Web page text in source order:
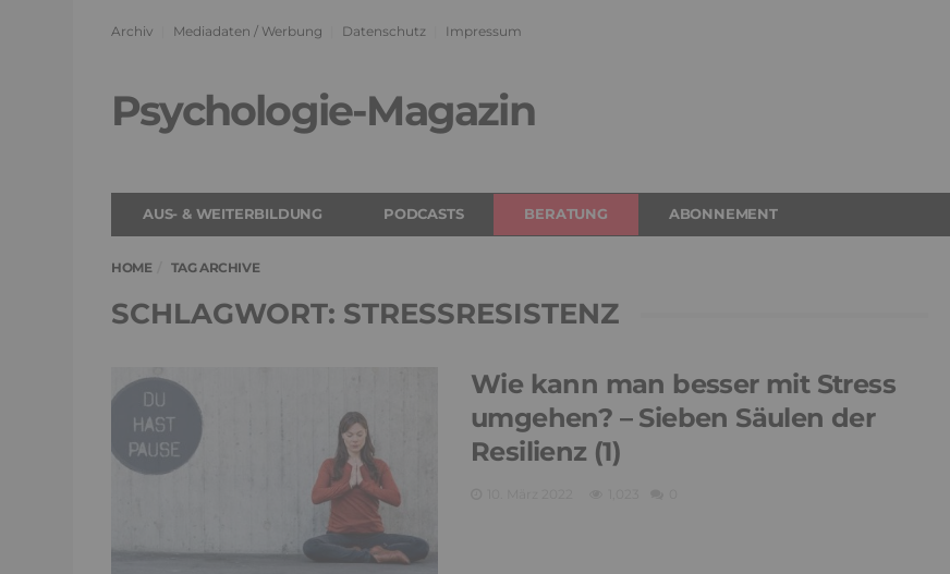
Archiv Mediadaten / Werbung Datenschutz Impressum
Psychologie-Magazin
AUS- & WEITERBILDUNG PODCASTS BERATUNG ABONNEMENT
HOME TAG ARCHIVE
SCHLAGWORT: STRESSRESISTENZ
Wie kann man besser mit Stress
umgehen? – Sieben Säulen der
Resilienz (1)